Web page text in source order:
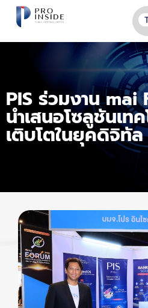
PIS ร่วมงาน mai
นำเสนอโซลูชันเท
เติบโตในยุคดิจิทัล